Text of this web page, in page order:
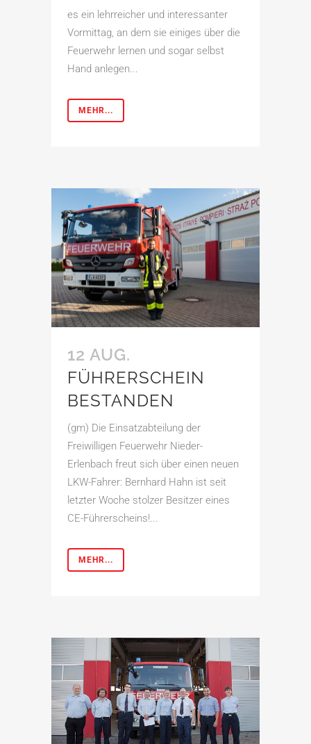
es ein lehrreicher und interessanter
Vormittag, an dem sie einiges über die
Feuerwehr lernen und sogar selbst
Hand anlegen...
MEHR...
12 AUG.
FÜHRERSCHEIN
BESTANDEN
(gm) Die Einsatzabteilung der
Freiwilligen Feuerwehr Nieder-
Erlenbach freut sich über einen neuen
LKW-Fahrer: Bernhard Hahn ist seit
letzter Woche stolzer Besitzer eines
CE-Führerscheins!...
MEHR...